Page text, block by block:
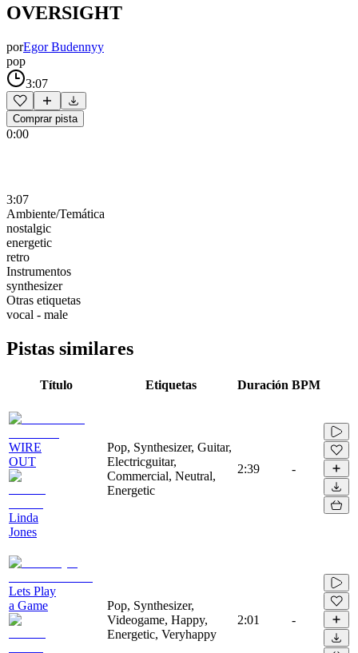
OVERSIGHT
porEgor Budennyy
pop
3:07
Comprar pista
0:00
3:07
Ambiente/Temática
nostalgic
energetic
retro
Instrumentos
synthesizer
Otras etiquetas
vocal - male
Pistas similares
Título Etiquetas Duración BPM
WIRE
OUT
Linda
Jones
Pop, Synthesizer, Guitar,
Electricguitar,
Commercial, Neutral,
Energetic
2:39 -
Lets Play
a Game
Pop, Synthesizer,
Videogame, Happy,
Energetic, Veryhappy
2:01 -